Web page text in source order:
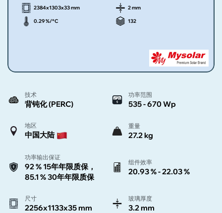
2384x1303x33 mm 2 mm
0.29 %/°C 132
技术
背钝化 (PERC)
功率范围
535 - 670 Wp
地区
中国大陆
重量
27.2 kg
功率输出保证
92 % 15年年限质保，
85.1 % 30年年限质保
组件效率
20.93 % - 22.03 %
尺寸
2256x1133x35 mm
玻璃厚度
3.2 mm